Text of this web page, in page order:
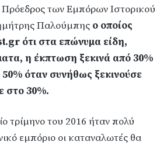
Πρόεδρος των Εμπόρων Ιστορικού
Παλούμπης ο οποίος
ότι στα επώνυμα είδη,
η έκπτωση ξεκινά από 30%
όταν συνήθως ξεκινούσε
στο 30%.
τρίμηνο του 2016 ήταν πολύ
εμπόριο οι καταναλωτές θα